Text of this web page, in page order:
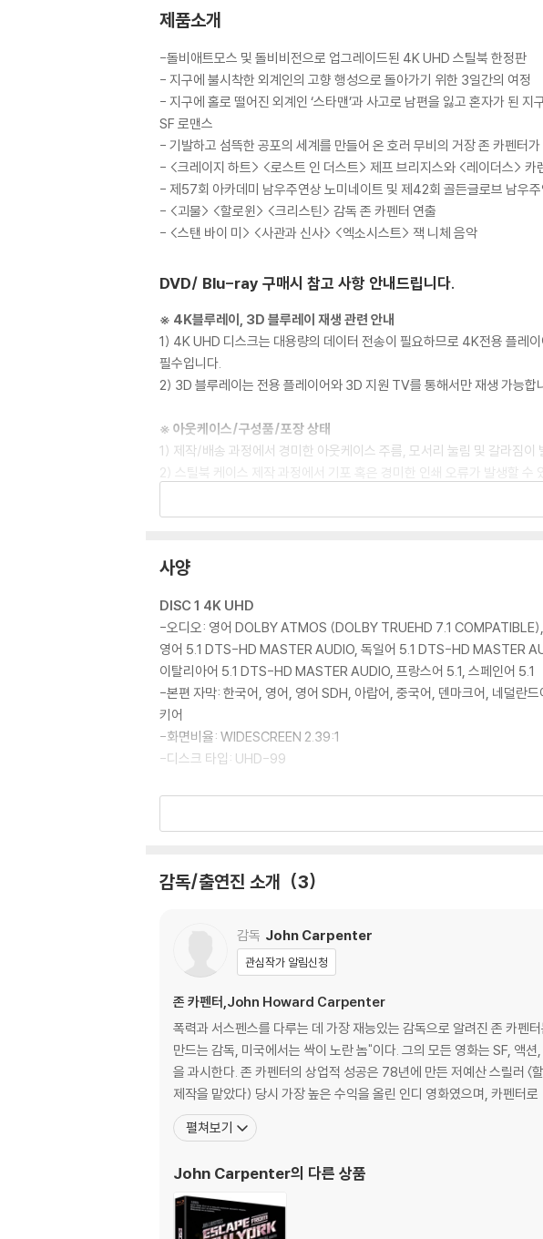
제품소개
-돌비애트모스 및 돌비비전으로 업그레이드된 4K UHD 스틸북 한정판
- 지구에 불시착한 외계인의 고향 행성으로 돌아가기 위한 3일간의 여정
- 지구에 홀로 떨어진 외계인 ‘스타맨’과 사고로 남편을 잃고 혼자가 된 지
SF 로맨스
- 기발하고 섬뜩한 공포의 세계를 만들어 온 호러 무비의 거장 존 카펜터
- <크레이지 하트> <로스트 인 더스트> 제프 브리지스와 <레이더스> 카
- 제57회 아카데미 남우주연상 노미네이트 및 제42회 골든글로브 남우
- <괴물> <할로윈> <크리스틴> 감독 존 카펜터 연출
- <스탠 바이 미> <사관과 신사> <엑소시스트> 잭 니체 음악
DVD/ Blu-ray 구매시 참고 사항 안내드립니다.
※ 4K블루레이, 3D 블루레이 재생 관련 안내
1) 4K UHD 디스크는 대용량의 데이터 전송이 필요하므로 4K전용 플레
필수입니다.
2) 3D 블루레이는 전용 플레이어와 3D 지원 TV를 통해서만 재생 가능합
※ 아웃케이스/구성품/포장 상태
1) 제작/배송 과정에서 경미한 아웃케이스 주름, 모서리 눌림 및 갈라짐
2) 스틸북 케이스 제작 과정에서 기포 혹은 경미한 인쇄 오류가 발생할 수
3) 렌티큘러 스틸북의 경우, 보호필름이 붙어 판매되기도 합니다. 보호필
4) 본품 보호를 위해 노란색의 카톤 박스로 재포장한 경우, 카톤박스 손
1) 기기 문제로 인해 발생하는 재생 불량 현상에 대해서는 반품/교환이
2) 정전기와 먼지로 인해 재생이 원활하지 않은 경우가 있습니다. 디스크
3) 일부 PC 연결형 ODD의 경우 호환 상의 문제로 정상적인 디스크도 재
량의 경우 교환 시에도 동일한 오류가 발생할 수 있음을 알려드립니다.
※ 디스크 외관 불량
디스크에 미세한 잔 흠집이 남아있거나 인쇄 면이 깨끗하지 않은 경우가
다.
※ 교환/반품 안내
1) 불량으로 인한 교환/반품 요청 시에는 불량 확인을 위해 개봉 시의 동
3) 스틸북 한정판, 초회 한정판의 경우 제작 수량이 한정되어 있고, 택배
사양
DISC 1 4K UHD
-오디오: 영어 DOLBY ATMOS (DOLBY TRUEHD 7.1 COMPATIBLE),
영어 5.1 DTS-HD MASTER AUDIO, 독일어 5.1 DTS-HD MASTER
이탈리아어 5.1 DTS-HD MASTER AUDIO, 프랑스어 5.1, 스페인어 5.1
-본편 자막: 한국어, 영어, 영어 SDH, 아랍어, 중국어, 덴마크어, 네덜란
키어
-화면비율: WIDESCREEN 2.39:1
-디스크 타입: UHD-99
DISC 2 블루레이
-오디오: 영어 5.1 DTS-HD MASTER AUDIO, 독일어 5.1 DTS-HD
키어
-화면비율: Widescreen 2.40:1
-디스크 타입: BD-50 DUAL LAYER
SPECIAL FEATURES
DISC 2 (한글 자막 없음)
-Commentary with Director John Carpenter and Actor Jeff
-Behind-the-Scenes Time Lapses
-Making-Of Featurette
-"All I Have to Do Is Dream" Music Video
-Still Gallery
감독/출연진 소개 3
감독 John Carpenter
관심작가 알림신청
존 카펜터,John Howard Carpenter
폭력과 서스펜스를 다루는 데 가장 재능있는 감독으로 알려진 존 카펜
만드는 감독, 미국에서는 싹이 노란 놈"이다. 그의 모든 영화는 SF, 액
을 과시한다. 존 카펜터의 상업적 성공은 78년에 만든 저예산 스릴러
제작을 맡았다) 당시 가장 높은 수익을 올린 인디 영화였으며, 카펜터로
펼쳐보기
John Carpenter의 다른 상품